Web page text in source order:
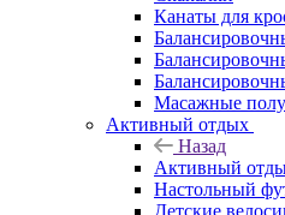
Канаты для
Масажные
Активный отдых
Назад
Активный
Настольный
Детские